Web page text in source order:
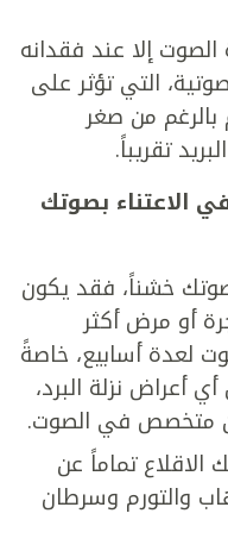
إلا عند فقدانه
التي تؤثر على
من صغر
تقريباً.
في الاعتناء بصوتك
خشناً، فقد يكون
أو مرض أكثر
لعدة أسابيع، خاصةً
أعراض نزلة البرد،
متخصص في الصوت.
الاقلاع تماماً عن
والتورم وسرطان